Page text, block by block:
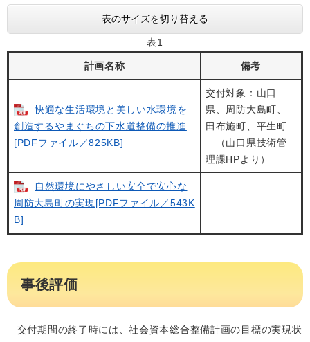
表のサイズを切り替える
表1
計画名称 備考
快適な生活環境と美しい水環境を
創造するやまぐちの下水道整備の推進
[PDFファイル／825KB]
交付対象：山口
県、周防大島町、
田布施町、平生町
（山口県技術管
理課HPより）
自然環境にやさしい安全で安心な
周防大島町の実現[PDFファイル／543K
B]
事後評価
交付期間の終了時には、社会資本総合整備計画の目標の実現状